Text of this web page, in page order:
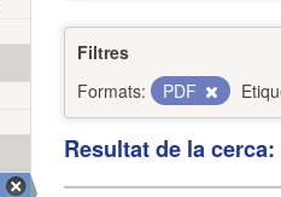
Filtres
Formats:
PDF
Resultat de la